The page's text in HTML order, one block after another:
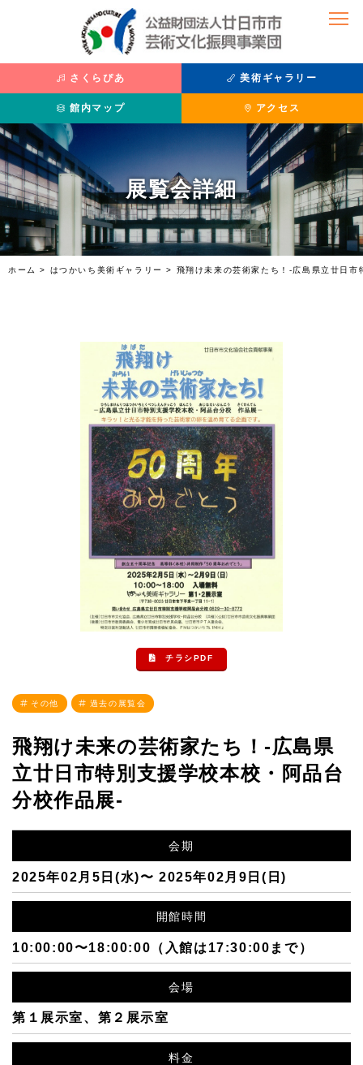
さくらぴあ
公演を観たい
公演情報
座席表
チケット購入方法
さくらぴあ
美術ギャラリー
美術を鑑賞したい
主催展覧会
過去の展覧
収蔵品紹介
利用案内
館内マップ アクセス
展覧会詳細
ホーム > はつかいち美術ギャラリー > 飛翔け未来の芸術家たち！-広島県立廿日
チラシPDF
その他 過去の展覧会
飛翔け未来の芸術家たち！-広島県
立廿日市特別支援学校本校・阿品台
分校作品展-
会期
2025年02月5日(水)〜 2025年02月9日(日)
開館時間
10:00:00〜18:00:00（入館は17:30:00まで）
会場
第１展示室、第２展示室
料金